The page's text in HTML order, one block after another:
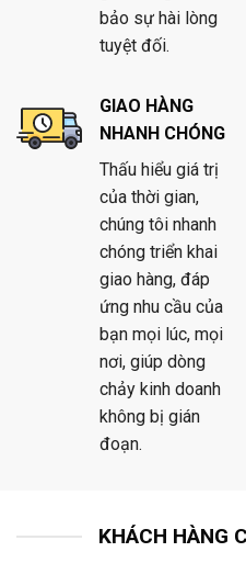
bảo sự hài lòng
tuyệt đối.
GIAO HÀNG
NHANH CHÓNG
Thấu hiểu giá trị
của thời gian,
chúng tôi nhanh
chóng triển khai
giao hàng, đáp
ứng nhu cầu của
bạn mọi lúc, mọi
nơi, giúp dòng
chảy kinh doanh
không bị gián
đoạn.
KHÁCH HÀNG